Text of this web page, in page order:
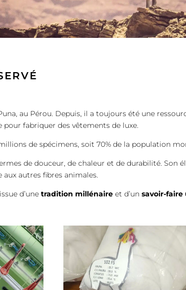
au Pérou. Depuis, il a toujours été une
fabriquer des vêtements de luxe.
de spécimens, soit 70% de la population
de douceur, de chaleur et de durabilité. Son
autres fibres animales.
d’unetradition millénaire et d’unsavoir-